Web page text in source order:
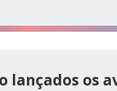
lançados os